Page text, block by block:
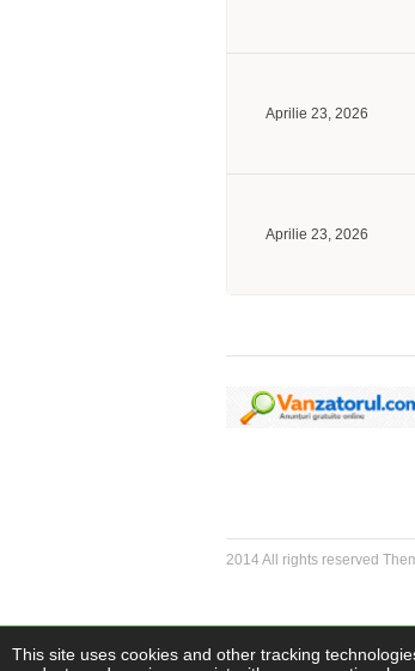
Aprilie 23, 2026
Aprilie 23, 2026
2014 All rights reserved
This site uses cookies and other tracking